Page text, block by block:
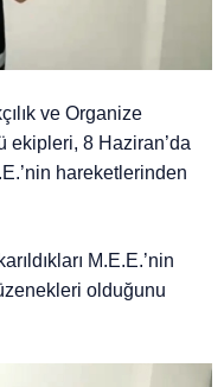
ve Organize
ekipleri, 8 Haziran’da
hareketlerinden
M.E.E.’nin
olduğunu